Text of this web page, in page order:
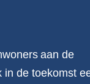
aan de
in de toekomst